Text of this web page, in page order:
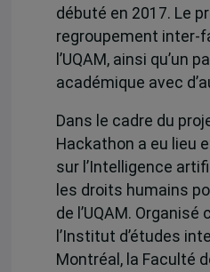
débuté en 2017. Le
regroupement inter-
l’UQAM, ainsi qu’un
académique avec
Dans le cadre du
Hackathon a eu lieu
sur l’Intelligence
les droits humains
de l’UQAM.
l’Institut d’études
Montréal, la Faculté